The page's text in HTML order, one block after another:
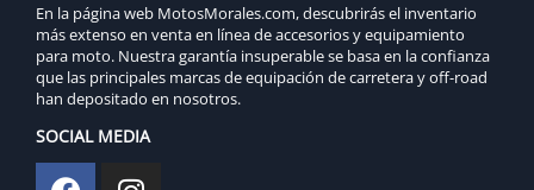
En la página web MotosMorales.com, descubrirás el inventario
más extenso en venta en línea de accesorios y equipamiento
para moto. Nuestra garantía insuperable se basa en la confianza
que las principales marcas de equipación de carretera y off-road
han depositado en nosotros.
SOCIAL MEDIA